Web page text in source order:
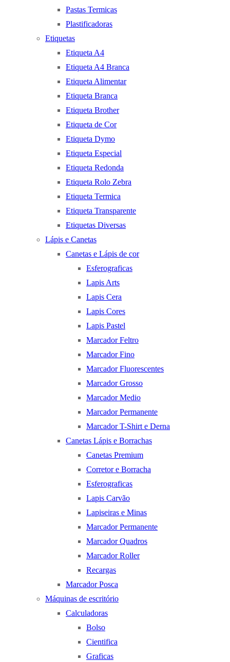
Pastas Termicas
Plastificadoras
Etiquetas
Etiqueta A4
Etiqueta A4 Branca
Etiqueta Alimentar
Etiqueta Branca
Etiqueta Brother
Etiqueta de Cor
Etiqueta Dymo
Etiqueta Especial
Etiqueta Redonda
Etiqueta Rolo Zebra
Etiqueta Termica
Etiqueta Transparente
Etiquetas Diversas
Lápis e Canetas
Canetas e Lápis de cor
Esferograficas
Lapis Arts
Lapis Cera
Lapis Cores
Lapis Pastel
Marcador Feltro
Marcador Fino
Marcador Fluorescentes
Marcador Grosso
Marcador Medio
Marcador Permanente
Marcador T-Shirt e Derna
Canetas Lápis e Borrachas
Canetas Premium
Corretor e Borracha
Esferograficas
Lapis Carvão
Lapiseiras e Minas
Marcador Permanente
Marcador Quadros
Marcador Roller
Recargas
Marcador Posca
Máquinas de escritório
Calculadoras
Bolso
Cientifica
Graficas